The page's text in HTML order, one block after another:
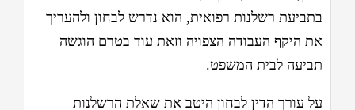
בתביעת רשלנות רפואית, הוא נדרש לבחון ולהעריך
את היקף העבודה הצפויה וזאת עוד בטרם הוגשה
תביעה לבית המשפט.
על עורך הדין לבחון היטב את שאלת הרשלנות